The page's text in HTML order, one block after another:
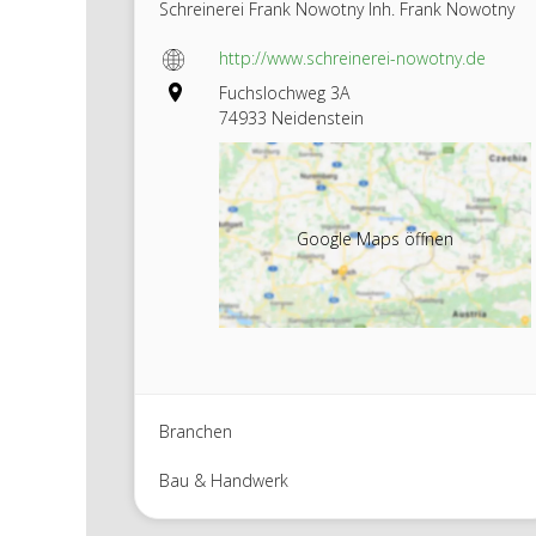
Schreinerei Frank Nowotny Inh. Frank Nowotny
http://www.schreinerei-nowotny.de
Fuchslochweg 3A
74933 Neidenstein
Google Maps öffnen
Branchen
Bau & Handwerk